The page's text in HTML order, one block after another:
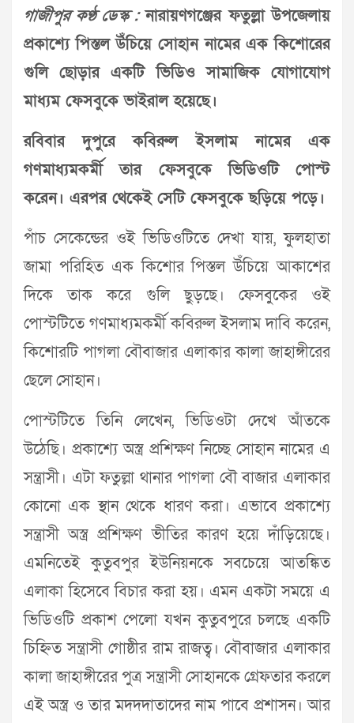
গাজীপুর কণ্ঠ ডেস্ক :নারায়ণগঞ্জের ফতুল্লা উপজেলায়
প্রকাশ্যে পিস্তল উঁচিয়ে সোহান নামের এক কিশোরের
গুলি ছোড়ার একটি ভিডিও সামাজিক যোগাযোগ
মাধ্যম ফেসবুকে ভাইরাল হয়েছে।
রবিবার দুপুরে কবিরুল ইসলাম নামের এক
গণমাধ্যমকর্মী তার ফেসবুকে ভিডিওটি পোস্ট
করেন। এরপর থেকেই সেটি ফেসবুকে ছড়িয়ে পড়ে।
পাঁচ সেকেন্ডের ওই ভিডিওটিতে দেখা যায়, ফুলহাতা
জামা পরিহিত এক কিশোর পিস্তল উঁচিয়ে আকাশের
দিকে তাক করে গুলি ছুড়ছে। ফেসবুকের ওই
পোস্টটিতে গণমাধ্যমকর্মী কবিরুল ইসলাম দাবি করেন,
কিশোরটি পাগলা বৌবাজার এলাকার কালা জাহাঙ্গীরের
ছেলে সোহান।
পোস্টটিতে তিনি লেখেন, ভিডিওটা দেখে আঁতকে
উঠেছি। প্রকাশ্যে অস্ত্র প্রশিক্ষণ নিচ্ছে সোহান নামের এ
সন্ত্রাসী। এটা ফতুল্লা থানার পাগলা বৌ বাজার এলাকার
কোনো এক স্থান থেকে ধারণ করা। এভাবে প্রকাশ্যে
সন্ত্রাসী অস্ত্র প্রশিক্ষণ ভীতির কারণ হয়ে দাঁড়িয়েছে।
এমনিতেই কুতুবপুর ইউনিয়নকে সবচেয়ে আতঙ্কিত
এলাকা হিসেবে বিচার করা হয়। এমন একটা সময়ে এ
ভিডিওটি প্রকাশ পেলো যখন কুতুবপুরে চলছে একটি
চিহ্নিত সন্ত্রাসী গোষ্ঠীর রাম রাজত্ব। বৌবাজার এলাকার
কালা জাহাঙ্গীরের পুত্র সন্ত্রাসী সোহানকে গ্রেফতার করলে
এই অস্ত্র ও তার মদদদাতাদের নাম পাবে প্রশাসন। আর